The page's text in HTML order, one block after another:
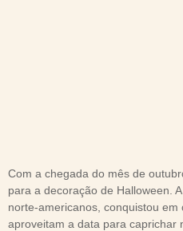
Com a chegada do mês de
para a decoração de Halloween.
norte-americanos, conquistou em
aproveitam a data para caprichar